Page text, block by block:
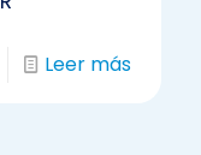
Leer más